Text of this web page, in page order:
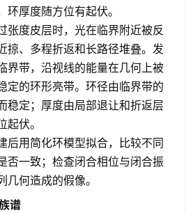
厚度随方位有起伏。
张度皮层时，光在临界附近被反
掠、多程折返和长路径堆叠。发
界带，沿视线的能量在几何上被
定的环形亮带。环径由临界带的
稳定；厚度由局部退让和折返层
伏。
后用简化环模型拟合，比较不同
否一致；检查闭合相位与闭合振
何造成的假像。
谱